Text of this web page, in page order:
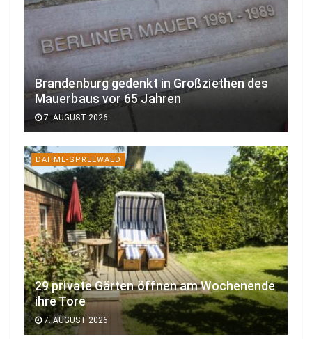
Brandenburg gedenkt in Großziethen des
Mauerbaus vor 65 Jahren
7. AUGUST 2026
DAHME-SPREEWALD
29 private Gärten öffnen am Wochenende
ihre Tore
7. AUGUST 2026